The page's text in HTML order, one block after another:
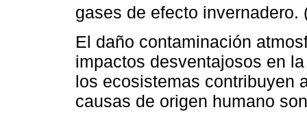
gases de efecto invernadero.
El daño contaminación
impactos desventajosos en
los ecosistemas contribuyen
causas de origen humano